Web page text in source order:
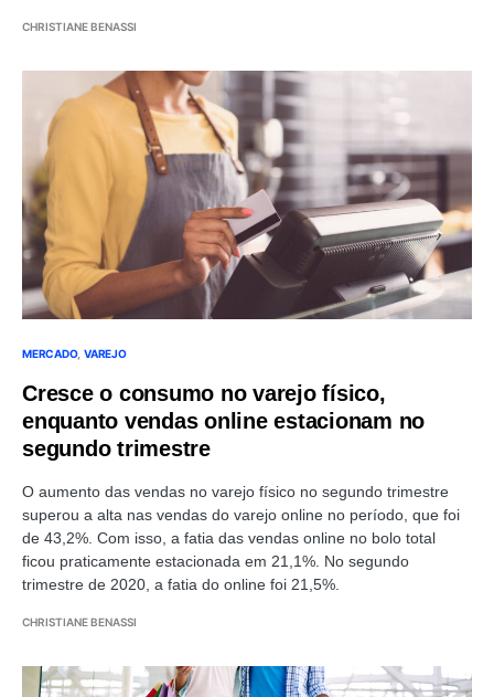
CHRISTIANE BENASSI
MERCADO VAREJO
Cresce o consumo no varejo físico,
enquanto vendas online estacionam no
segundo trimestre
O aumento das vendas no varejo físico no segundo trimestre
superou a alta nas vendas do varejo online no período, que foi
de 43,2%. Com isso, a fatia das vendas online no bolo total
ficou praticamente estacionada em 21,1%. No segundo
trimestre de 2020, a fatia do online foi 21,5%.
CHRISTIANE BENASSI